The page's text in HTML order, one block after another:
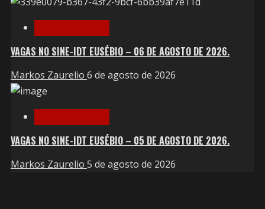
VAGAS NO SINE-IDT EUSÉBIO – 06 DE AGOSTO DE 2026.
Markos Zaurelio 6 de agosto de 2026
VAGAS NO SINE-IDT EUSÉBIO – 05 DE AGOSTO DE 2026.
Markos Zaurelio 5 de agosto de 2026